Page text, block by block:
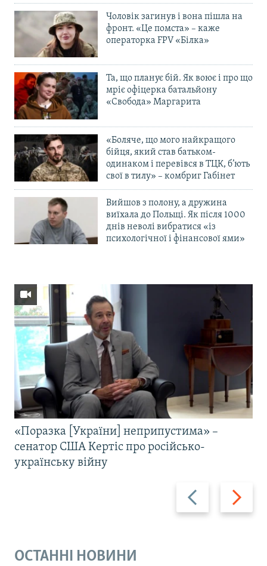
Чоловік загинув і вона пішла на
фронт. «Це помста» – каже
операторка FPV «Білка»
Та, що планує бій. Як воює і про що
мріє офіцерка батальйону
«Свобода» Маргарита
«Боляче, що мого найкращого
бійця, який став батьком-
одинаком і перевівся в ТЦК, б’ють
свої в тилу» – комбриг Габінет
Вийшов з полону, а дружина
виїхала до Польщі. Як після 1000
днів неволі вибратися «із
психологічної і фінансової ями»
Назад Вперед
«Поразка [України] неприпустима» –
сенатор США Кертіс про російсько-
українську війну
ОСТАННІ НОВИНИ